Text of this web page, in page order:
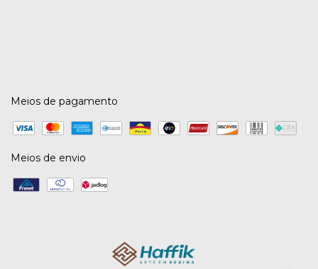
Meios de pagamento
Meios de envio